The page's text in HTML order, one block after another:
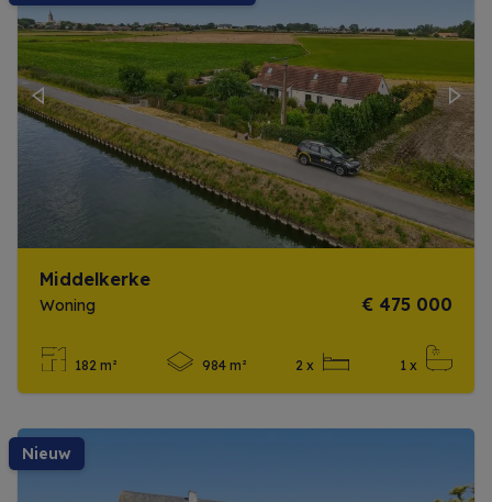
Previous Next
Middelkerke
Woning € 475 000
182 m² 984 m² 2 x 1 x
nieuw